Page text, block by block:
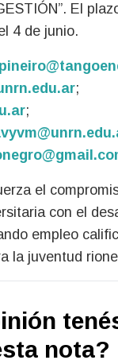
El
4 de junio.
;
;
el
con el
empleo
la juventud
nota?